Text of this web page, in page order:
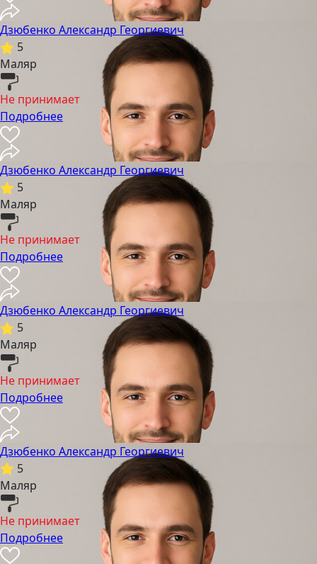
Дзюбенко Александр Георгиевич
5
Маляр
Не принимает
Подробнее
Дзюбенко Александр Георгиевич
5
Маляр
Не принимает
Подробнее
Дзюбенко Александр Георгиевич
5
Маляр
Не принимает
Подробнее
Дзюбенко Александр Георгиевич
5
Маляр
Не принимает
Подробнее